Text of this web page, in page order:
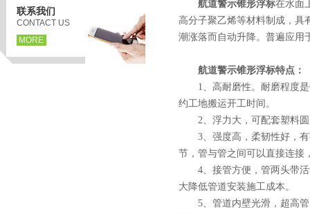
联系我们
CONTACT US
MORE
航道警示锥形浮标在水面
高分子聚乙烯等材料制成，具
潮涨落而自动升降。普遍应用
航道警示锥形浮标特点：
1、高耐磨性。耐磨程度是
约工地搬运开工时间。
2、浮力大，可配套塑料圆
3、强度高，柔韧性好，有
节，管与管之间可以直接连接
4、接管方便，管两头带活
大降低管道安装施工成本。
5、管道内壁光滑，超高管